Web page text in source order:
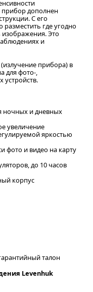
прибор дополнен
С его
где угодно
Это
и
прибора) в
для фото-,
устройств.
ночных и дневных
увеличение
яркостью
фото и видео на карту
до 10 часов
корпус
талон
Levenhuk